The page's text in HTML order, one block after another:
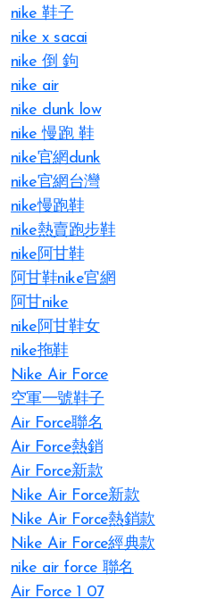
nike 鞋子​
nike x sacai
nike 倒 鉤
nike air​
nike dunk low
nike 慢跑 鞋
nike官網dunk
nike官網台灣
nike慢跑鞋
nike熱賣跑步鞋
nike阿甘鞋
阿甘鞋nike官網
阿甘nike
nike阿甘鞋女
nike拖鞋
Nike Air Force
空軍一號鞋子
Air Force聯名
Air Force熱銷
Air Force新款
Nike Air Force新款
Nike Air Force熱銷款
Nike Air Force經典款
nike air force 聯名
Air Force 1 07